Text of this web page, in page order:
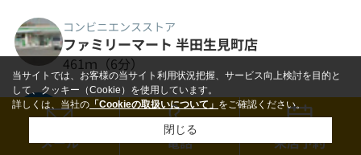
コンビニエンスストア
ファミリーマート 半田生見町店
461ｍ（6分）
コンビニエンスストア
ローソン 日本福祉大前店
メール 電話 来店予約
当サイトでは、お客様の当サイト利用状況把握、サービス向上検討を目的と
して、クッキー（Cookie）を使用しています。
詳しくは、当社の 「Cookieの取扱いについて」 をご確認ください。
閉じる